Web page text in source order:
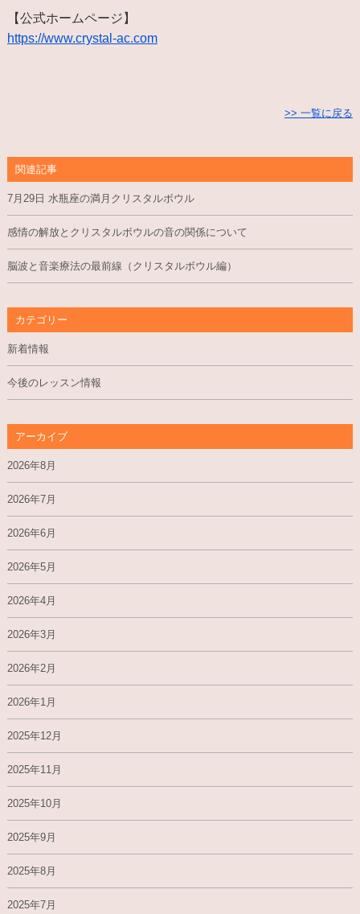
【公式ホームページ】
https://www.crystal-ac.com
>> 一覧に戻る
関連記事
7月29日 水瓶座の満月クリスタルボウル
感情の解放とクリスタルボウルの音の関係について
脳波と音楽療法の最前線（クリスタルボウル編）
カテゴリー
新着情報
今後のレッスン情報
アーカイブ
2026年8月
2026年7月
2026年6月
2026年5月
2026年4月
2026年3月
2026年2月
2026年1月
2025年12月
2025年11月
2025年10月
2025年9月
2025年8月
2025年7月